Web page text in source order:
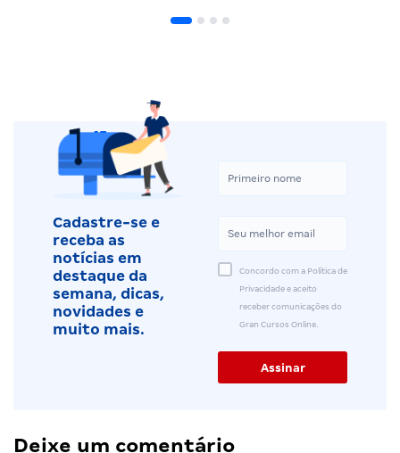
Cadastre-se e
receba as
notícias em
destaque da
semana, dicas,
novidades e
muito mais.
Concordo com a Política de
Privacidade e aceito
receber comunicações do
Gran Cursos Online.
Deixe um comentário